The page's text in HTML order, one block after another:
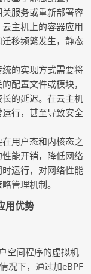
服务或重新部署容
主机上的容器应用
移频繁发生，静态
的实现方式需要将
配置文件或模块，
的延迟。在云主机
行，甚至导致安全
用户态和内核态之
能开销，降低网络
运行，对网络性能
管理机制。
用优势
空间程序的虚拟机
况下，通过加eBPF